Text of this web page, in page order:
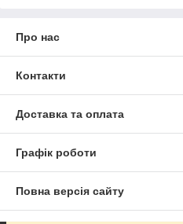
Про нас
Контакти
Доставка та оплата
Графік роботи
Повна версія сайту